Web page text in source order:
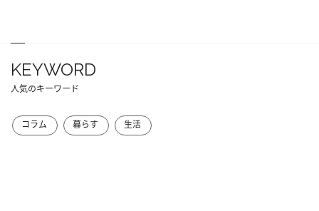
KEYWORD
人気のキーワード
コラム 暮らす 生活